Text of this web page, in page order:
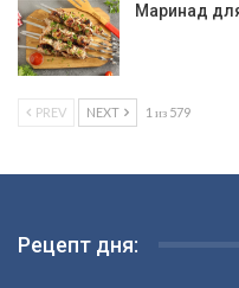
Маринад
PREV NEXT 1 из 579
Рецепт дня: